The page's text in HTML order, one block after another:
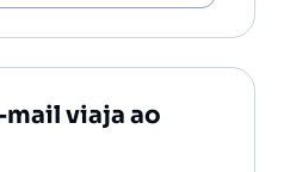
mail viaja ao